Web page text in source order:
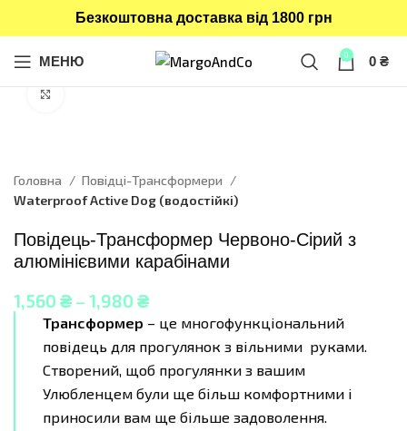
Безкоштовна доставка від 1800 грн
МЕНЮ 0 0 ₴
Головна
Повідці-Трансформери
Waterproof Active Dog (водостійкі)
Повідець-Трансформер Червоно-Сірий з
алюмінієвими карабінами
1,560 ₴ – 1,980 ₴
Трансформер – це многофункціональний
повідець для прогулянок з вільними руками.
Створений, щоб прогулянки з вашим
Улюбленцем були ще більш комфортними і
приносили вам ще більше задоволення.